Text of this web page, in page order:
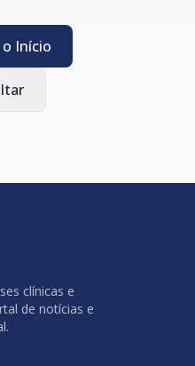
o Início
clínicas e
de notícias e